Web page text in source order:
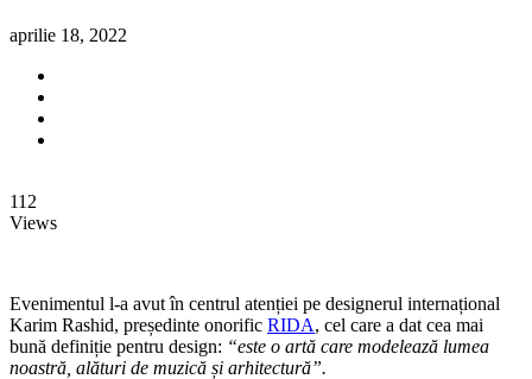
aprilie 18, 2022
112
Views
Evenimentul l-a avut în centrul atenției pe designerul internațional
Karim Rashid, președinte onorific RIDA, cel care a dat cea mai
bună definiție pentru design: “este o artă care modelează lumea
noastră, alături de muzică și arhitectură”.